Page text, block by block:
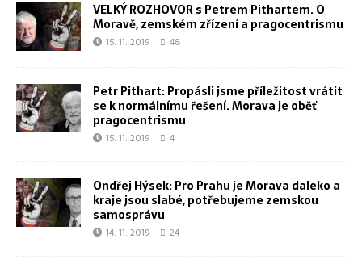
VELKÝ ROZHOVOR s Petrem Pithartem. O
Moravě, zemském zřízení a pragocentrismu
15. 11. 2019 48
Petr Pithart: Propásli jsme příležitost vrátit
se k normálnímu řešení. Morava je oběť
pragocentrismu
15. 11. 2019 4
Ondřej Hýsek: Pro Prahu je Morava daleko a
kraje jsou slabé, potřebujeme zemskou
samosprávu
14. 11. 2019 24